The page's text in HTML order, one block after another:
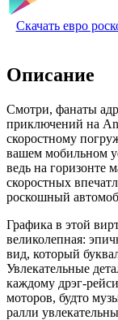
Скачать евро
Описание
Смотри, фанаты
приключений на
скоростному
вашем мобильном
ведь на горизонте
скоростных
роскошный
Графика в этой
великолепная:
вид, который
Увлекательные
каждому дрэг-
моторов, будто
ралли